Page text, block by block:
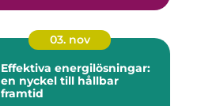
03. nov
Effektiva energilösningar:
en nyckel till hållbar
framtid